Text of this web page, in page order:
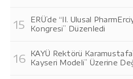
ERÜ’de “II. Ulusal
Kongresi” Düzenledi
KAYÜ Rektörü
Kayseri Modeli” Üzerine